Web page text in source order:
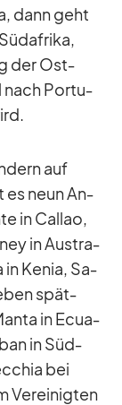
dann geht
der Ost­
nach Por­tu­
auf
es neun An­
in Cal­lao,
in Aus­tra­
in Ke­nia, Sa­
spät­
in Ecua­
in Süd­
bei
Ver­ei­nig­ten